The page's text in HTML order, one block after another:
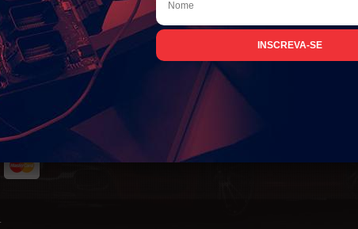
INFORMAÇÕES
Trocas e Devoluções
Dúvidas Frequentes
Política de Privacidade
Termos de uso
novidades e promoções!